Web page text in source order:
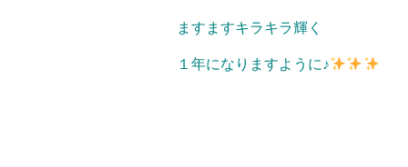
ますますキラキラ輝く
１年になりますように♪